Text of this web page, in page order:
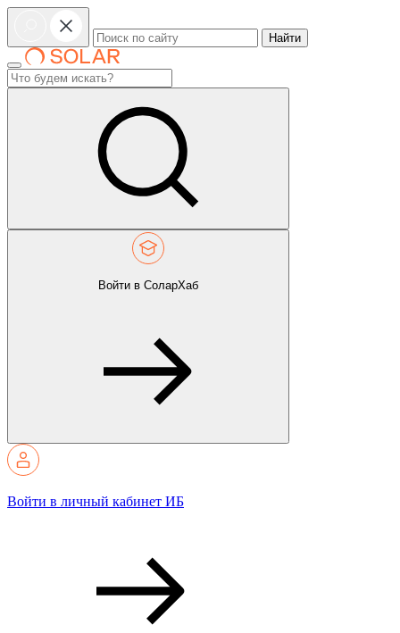
Найти
Войти в СоларХаб
Войти в личный кабинет ИБ